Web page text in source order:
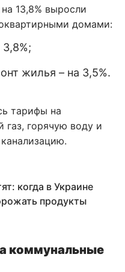
на 13,8% выросли
домами:
жилья – на 3,5%.
тарифы на
газ, горячую воду и
когда в Украине
продукты
коммунальные